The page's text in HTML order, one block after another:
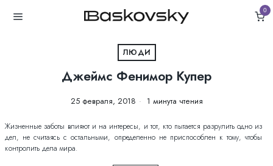
0
ЛЮДИ
Джеймс Фенимор Купер
25 февраля, 2018 1 минута чтения
Жизненные заботы влияют и на интересы, и тот, кто пытается разрулить одно из
дел, не считаясь с остальными, определенно не приспособлен к тому, чтобы
контролить дела мира.